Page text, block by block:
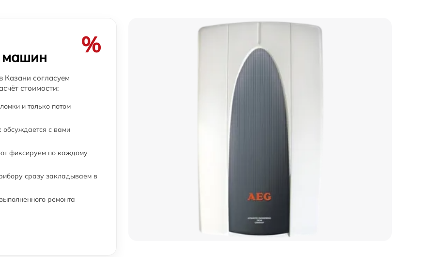
от 60 мин
1550 р
1250 р
1250 р
1200 р
850 р
1000 р
машин
%
Казани согласуем
стоимости:
и только потом
обсуждается с вами
фиксируем по каждому
сразу закладываем в
ремонта